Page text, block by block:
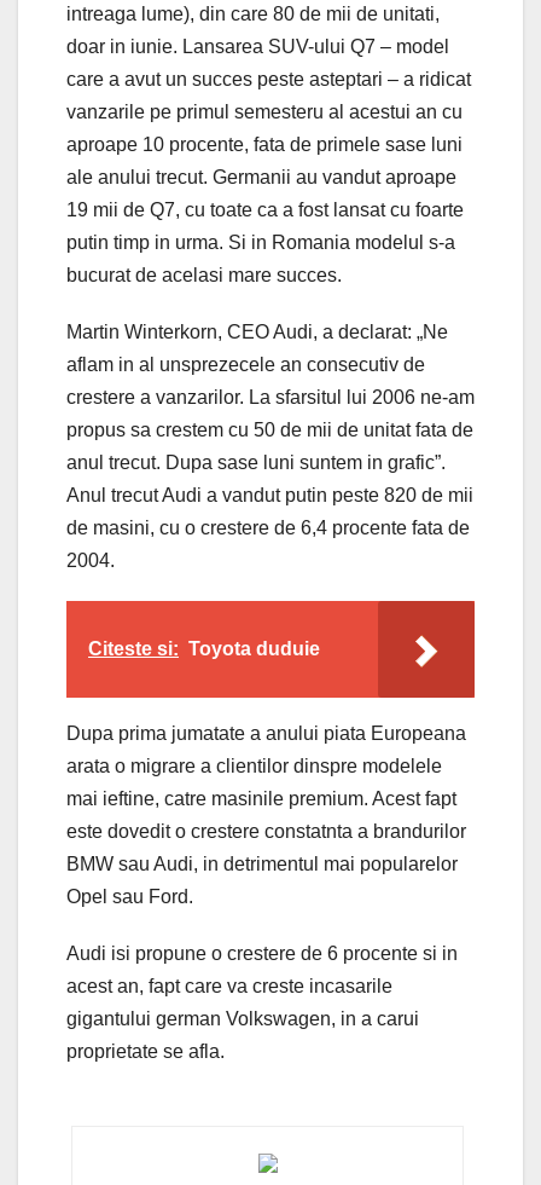
intreaga lume), din care 80 de mii de unitati,
doar in iunie. Lansarea SUV-ului Q7 – model
care a avut un succes peste asteptari – a ridicat
vanzarile pe primul semesteru al acestui an cu
aproape 10 procente, fata de primele sase luni
ale anului trecut. Germanii au vandut aproape
19 mii de Q7, cu toate ca a fost lansat cu foarte
putin timp in urma. Si in Romania modelul s-a
bucurat de acelasi mare succes.
Martin Winterkorn, CEO Audi, a declarat: „Ne
aflam in al unsprezecele an consecutiv de
crestere a vanzarilor. La sfarsitul lui 2006 ne-am
propus sa crestem cu 50 de mii de unitat fata de
anul trecut. Dupa sase luni suntem in grafic”.
Anul trecut Audi a vandut putin peste 820 de mii
de masini, cu o crestere de 6,4 procente fata de
2004.
Citeste si: Toyota duduie
Dupa prima jumatate a anului piata Europeana
arata o migrare a clientilor dinspre modelele
mai ieftine, catre masinile premium. Acest fapt
este dovedit o crestere constatnta a brandurilor
BMW sau Audi, in detrimentul mai popularelor
Opel sau Ford.
Audi isi propune o crestere de 6 procente si in
acest an, fapt care va creste incasarile
gigantului german Volkswagen, in a carui
proprietate se afla.